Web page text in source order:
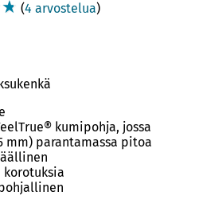
☆ (4 arvostelua)
kumipohja, jossa
mm) parantamassa pitoa
korotuksia